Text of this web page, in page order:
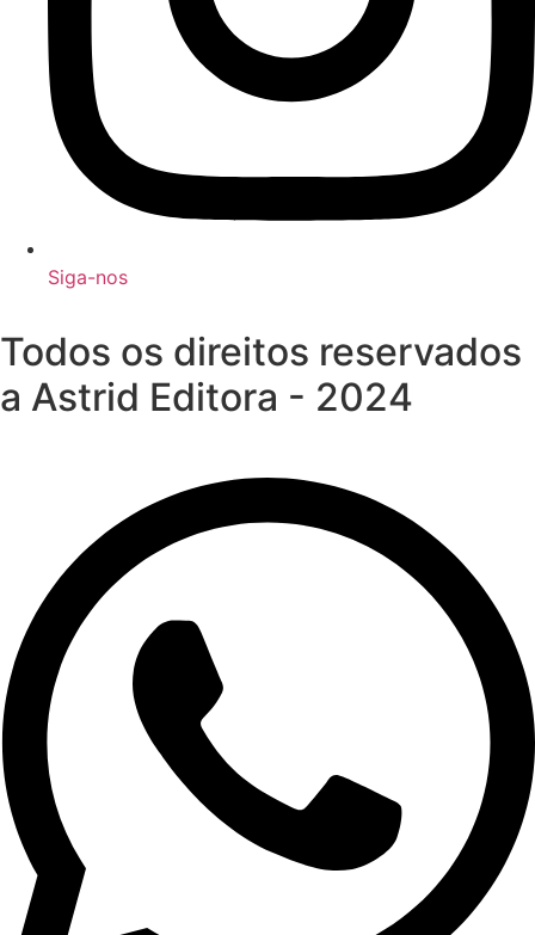
Siga-nos
Todos os direitos reservados
a Astrid Editora - 2024